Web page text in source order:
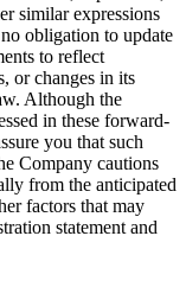
similar expressions
obligation to update
to reflect
or changes in its
Although the
in these forward-
you that such
Company cautions
from the anticipated
factors that may
statement and